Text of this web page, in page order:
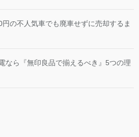
円の不人気車でも廃車せずに売却するま
なら『無印良品で揃えるべき』5つの理